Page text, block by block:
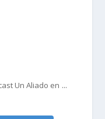
Un Aliado en ...